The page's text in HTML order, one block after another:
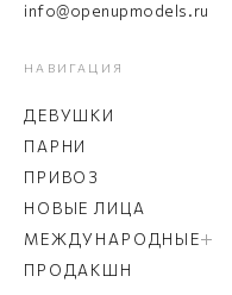
info@openupmodels.ru
НАВИГАЦИЯ
ДЕВУШКИ
ПАРНИ
ПРИВОЗ
НОВЫЕ ЛИЦА
МЕЖДУНАРОДНЫЕ
ПРОДАКШН